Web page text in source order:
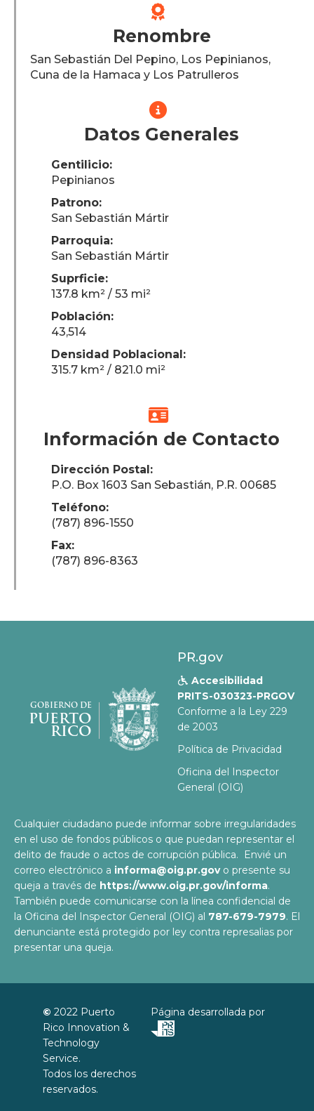

Renombre
San Sebastián Del Pepino, Los Pepinianos,
Cuna de la Hamaca y Los Patrulleros

Datos Generales
Gentilicio:
Pepinianos
Patrono:
San Sebastián Mártir
Parroquia:
San Sebastián Mártir
Suprficie:
137.8 km² / 53 mi²
Población:
43,514
Densidad Poblacional:
315.7 km² / 821.0 mi²

Información de Contacto
Dirección Postal:
P.O. Box 1603 San Sebastián, P.R. 00685
Teléfono:
(787) 896-1550
Fax:
(787) 896-8363
GOBIERNO DE
PUERTO
RICO
PR.gov
 Accesibilidad
PRITS-030323-PRGOV
Conforme a la Ley 229
de 2003
Política de Privacidad
Oficina del Inspector
General (OIG)
Cualquier ciudadano puede informar sobre irregularidades
en el uso de fondos públicos o que puedan representar el
delito de fraude o actos de corrupción pública. Envié un
correo electrónico a informa@oig.pr.govo presente su
queja a través de https://www.oig.pr.gov/informa.
También puede comunicarse con la línea confidencial de
la Oficina del Inspector General (OIG) al 787-679-7979. El
denunciante está protegido por ley contra represalias por
presentar una queja.
© 2022 Puerto
Rico Innovation &
Technology
Service.
Todos los derechos
reservados.
Página desarrollada por